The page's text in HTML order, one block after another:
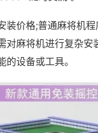
装价格;普通麻将机
对麻将机进行复杂安
的设备或工具。